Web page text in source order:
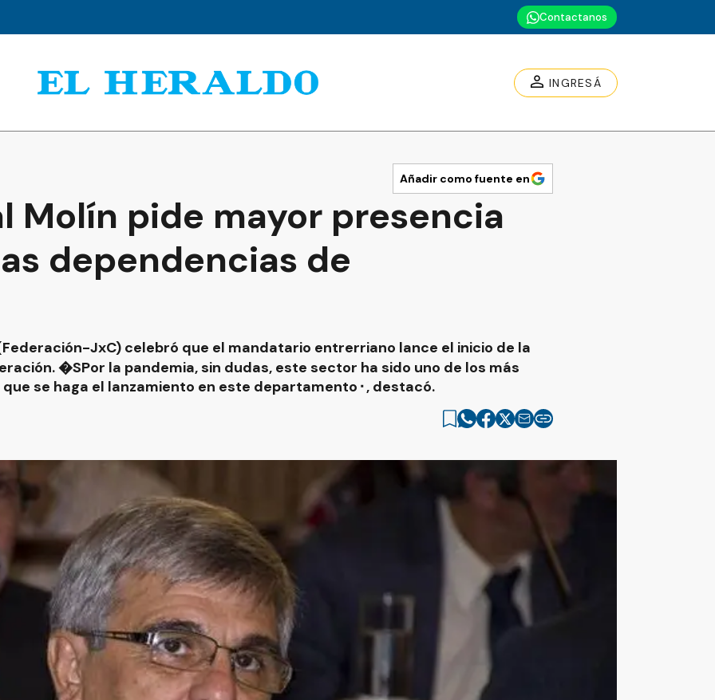
Contactanos
INGRESÁ
Añadir como fuente en
Molín pide mayor presencia
dependencias de
JxC) celebró que el mandatario entrerriano lance el inicio de la
�SPor la pandemia, sin dudas, este sector ha sido uno de los más
se haga el lanzamiento en este departamento⬝, destacó.